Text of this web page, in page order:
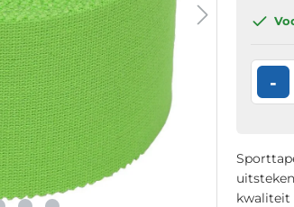
-
kwaliteit